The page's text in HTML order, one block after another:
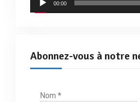
00:00
Abonnez-vous à notre
Nom *